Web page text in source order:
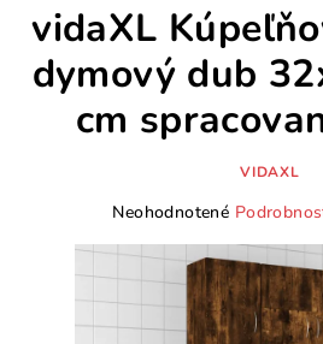
vidaXL
dymový dub
cm
VIDAXL
Priemerné
produktu
je
0,0
z
Neohodnotené